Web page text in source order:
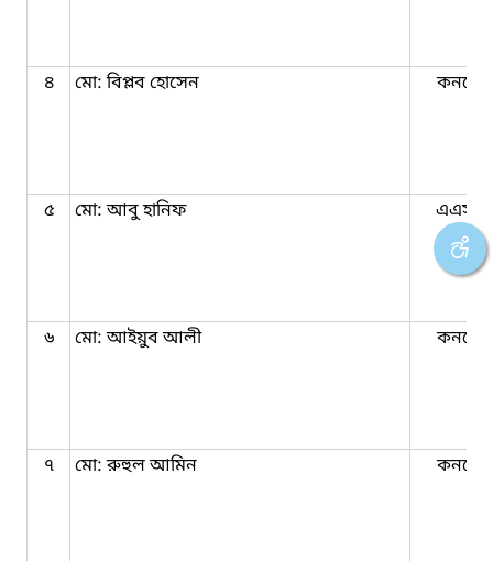
৪ মো: বিপ্লব হোসেন
৫ মো: আবু হানিফ
৬ মো: আইয়ুব আলী
৭ মো: রুহুল আমিন